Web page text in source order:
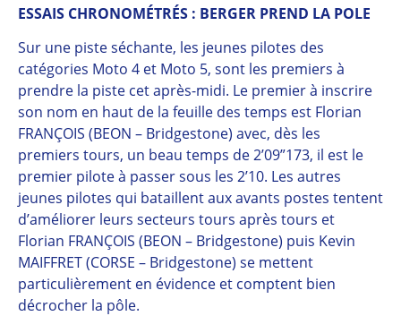
ESSAIS CHRONOMÉTRÉS : BERGER PREND LA POLE
Sur une piste séchante, les jeunes pilotes des
catégories Moto 4 et Moto 5, sont les premiers à
prendre la piste cet après-midi. Le premier à inscrire
son nom en haut de la feuille des temps est Florian
FRANÇOIS (BEON – Bridgestone) avec, dès les
premiers tours, un beau temps de 2’09”173, il est le
premier pilote à passer sous les 2’10. Les autres
jeunes pilotes qui bataillent aux avants postes tentent
d’améliorer leurs secteurs tours après tours et
Florian FRANÇOIS (BEON – Bridgestone) puis Kevin
MAIFFRET (CORSE – Bridgestone) se mettent
particulièrement en évidence et comptent bien
décrocher la pôle.